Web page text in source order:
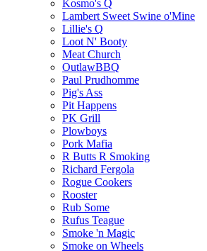
Kosmo's Q
Lambert Sweet Swine o'Mine
Lillie's Q
Loot N' Booty
Meat Church
OutlawBBQ
Paul Prudhomme
Pig's Ass
Pit Happens
PK Grill
Plowboys
Pork Mafia
R Butts R Smoking
Richard Fergola
Rogue Cookers
Rooster
Rub Some
Rufus Teague
Smoke 'n Magic
Smoke on Wheels